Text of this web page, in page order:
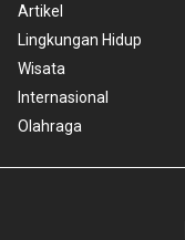
Artikel
Lingkungan Hidup
Wisata
Internasional
Olahraga